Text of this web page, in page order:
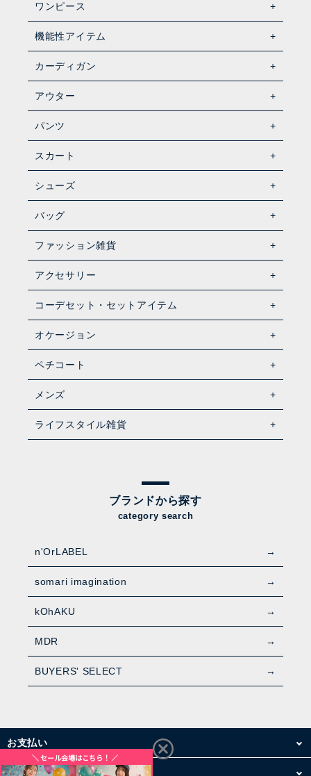
ワンピース
機能性アイテム
カーディガン
アウター
パンツ
スカート
シューズ
バッグ
ファッション雑貨
アクセサリー
コーデセット・セットアイテム
オケージョン
ペチコート
メンズ
ライフスタイル雑貨
ブランドから探す
category search
n'OrLABEL
somari imagination
kOhAKU
MDR
BUYERS' SELECT
お支払い
配送・送料